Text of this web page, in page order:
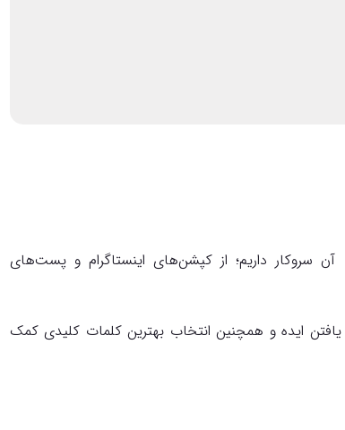
سروکار داریم؛ از کپشن‌های اینستاگرام و پست‌های
یافتن ایده و همچنین انتخاب بهترین کلمات کلیدی کمک